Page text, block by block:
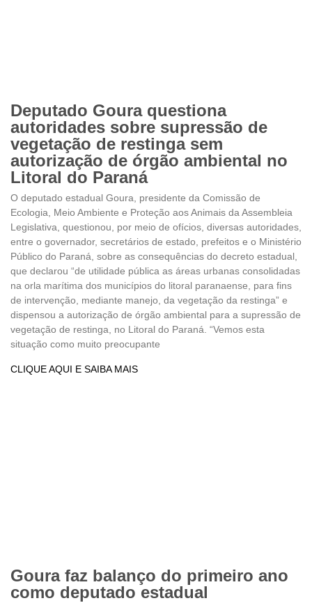
Deputado Goura questiona
autoridades sobre supressão de
vegetação de restinga sem
autorização de órgão ambiental no
Litoral do Paraná
O deputado estadual Goura, presidente da Comissão de
Ecologia, Meio Ambiente e Proteção aos Animais da Assembleia
Legislativa, questionou, por meio de ofícios, diversas autoridades,
entre o governador, secretários de estado, prefeitos e o Ministério
Público do Paraná, sobre as consequências do decreto estadual,
que declarou “de utilidade pública as áreas urbanas consolidadas
na orla marítima dos municípios do litoral paranaense, para fins
de intervenção, mediante manejo, da vegetação da restinga” e
dispensou a autorização de órgão ambiental para a supressão de
vegetação de restinga, no Litoral do Paraná. “Vemos esta
situação como muito preocupante
CLIQUE AQUI E SAIBA MAIS
Goura faz balanço do primeiro ano
como deputado estadual